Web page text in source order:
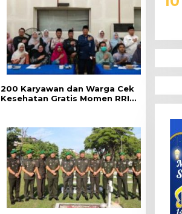
‎200 Karyawan dan Warga Cek
Kesehatan Gratis Momen RRI